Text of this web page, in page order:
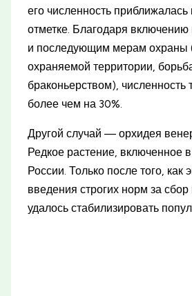
его численность приближалась
отметке. Благодаря включению
и последующим мерам охраны
охраняемой территории,
браконьерством), численность
более чем на 30%.
Другой случай — орхидея
Редкое растение, включенное
России. Только после того, как
введения строгих норм за
удалось стабилизировать